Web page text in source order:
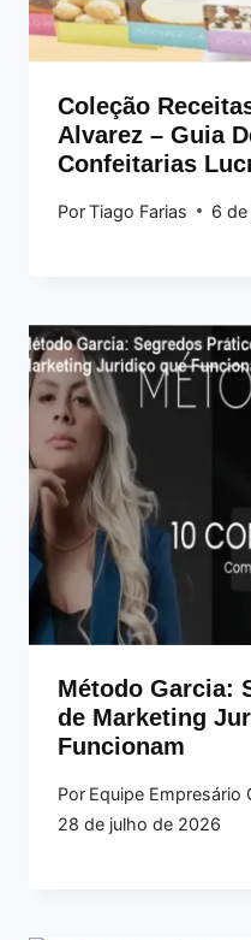
Coleção
Alvarez – Guia
Confeitarias
PorTiago Farias 6
Método Garcia:
de Marketing
Funcionam
Por Equipe Empresário
28 de julho de 2026